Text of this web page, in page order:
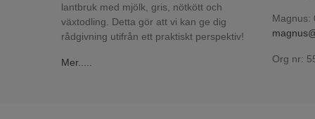
lantbruk med mjölk, gris, nötkött och
växtodling. Detta gör att vi kan ge dig
rådgivning utifrån ett praktiskt perspektiv!
Mer.....
Magnus:
Org nr: